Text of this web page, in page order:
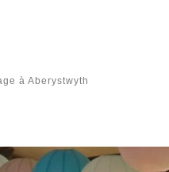
à Aberystwyth